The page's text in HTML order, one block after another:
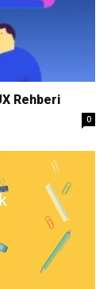
Rehberi
0